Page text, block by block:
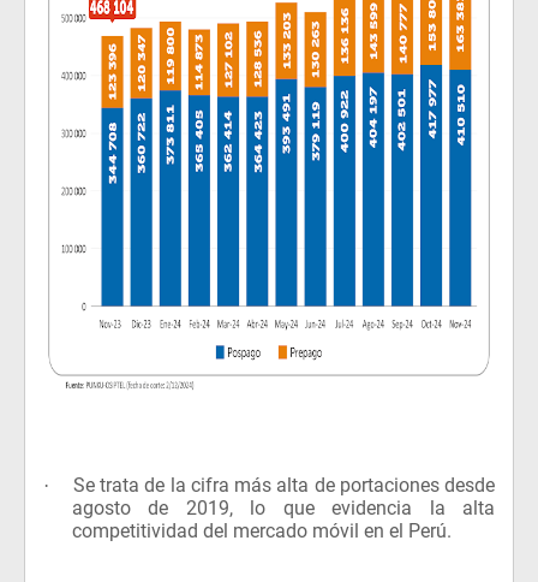
·
Se trata de la cifra más alta de portaciones desde
agosto de 2019, lo que evidencia la alta
competitividad del mercado móvil en el Perú.